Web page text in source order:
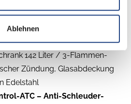
Ablehnen
142 Liter / 3-Flammen-
Zündung, Glasabdeckung
Edelstahl
ATC – Anti-Schleuder-